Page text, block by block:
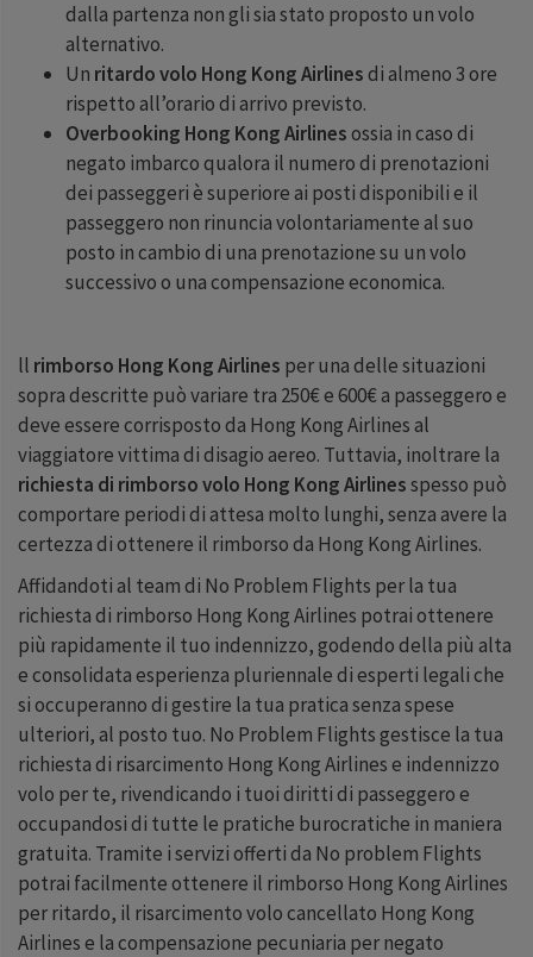
dalla partenza non gli sia stato proposto un volo
alternativo.
Un ritardo volo Hong Kong Airlinesdi almeno 3 ore
rispetto all’orario di arrivo previsto.
Overbooking Hong Kong Airlinesossia in caso di
negato imbarco qualora il numero di prenotazioni
dei passeggeri è superiore ai posti disponibili e il
passeggero non rinuncia volontariamente al suo
posto in cambio di una prenotazione su un volo
successivo o una compensazione economica.
ll rimborso Hong Kong Airlines per una delle situazioni
sopra descritte può variare tra 250€ e 600€ a passeggero e
deve essere corrisposto da Hong Kong Airlines al
viaggiatore vittima di disagio aereo. Tuttavia, inoltrare la
richiesta di rimborso volo Hong Kong Airlinesspesso può
comportare periodi di attesa molto lunghi, senza avere la
certezza di ottenere il rimborso da Hong Kong Airlines.
Affidandoti al team di No Problem Flights per la tua
richiesta di rimborso Hong Kong Airlines potrai ottenere
più rapidamente il tuo indennizzo, godendo della più alta
e consolidata esperienza pluriennale di esperti legali che
si occuperanno di gestire la tua pratica senza spese
ulteriori, al posto tuo. No Problem Flights gestisce la tua
richiesta di risarcimento Hong Kong Airlines e indennizzo
volo per te, rivendicando i tuoi diritti di passeggero e
occupandosi di tutte le pratiche burocratiche in maniera
gratuita. Tramite i servizi offerti da No problem Flights
potrai facilmente ottenere il rimborso Hong Kong Airlines
per ritardo, il risarcimento volo cancellato Hong Kong
Airlines e la compensazione pecuniaria per negato